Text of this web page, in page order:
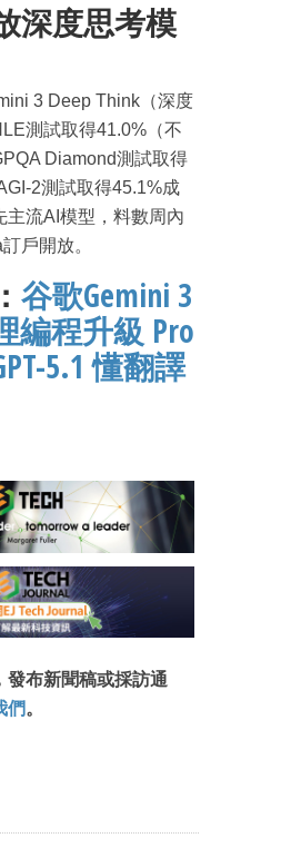
深度思考模
3 Deep Think（深度
測試取得41.0%（不
Diamond測試取得
2測試取得45.1%成
主流AI模型，料數周內
戶開放。
谷歌Gemini 3
編程升級 Pro
5.1 懂翻譯
發布新聞稿或採訪通
們。
成為 EJ Tech 會員
最新資訊（附創業懶人包）
箱！